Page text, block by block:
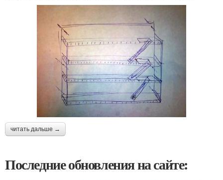
читать дальше →
Последние обновления на сайте: